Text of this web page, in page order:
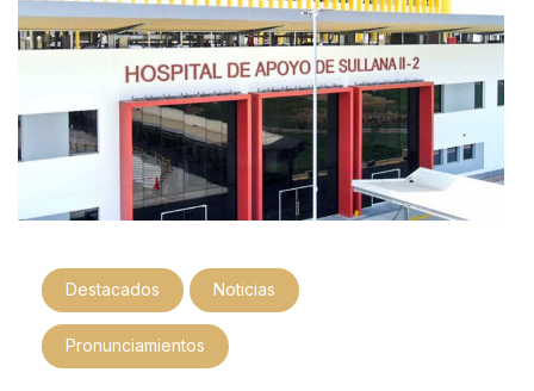
Destacados Noticias
Pronunciamientos